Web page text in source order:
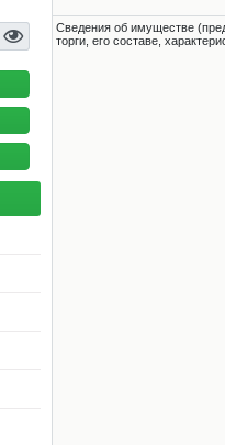
Cведения об имуществе
торги, его составе,